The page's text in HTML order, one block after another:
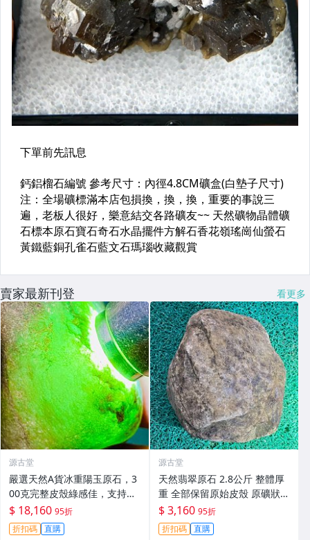
賣家最新刊登 看更多
源古堂
嚴選天然A貨冰重陽玉原石，3
00克完整皮殼綠感佳，支持檢
測保真，適合收藏 冰重陽玉 翡
翠 原石
$ 18,160 95折
折扣碼 直購
源古堂
天然翡翠原石 2.8公斤 整體厚
重 全部保留原始皮殼 原礦狀態
支持郵寄 老坑料 翡翠美石 嚴
選收藏
$ 3,160 95折
折扣碼 直購